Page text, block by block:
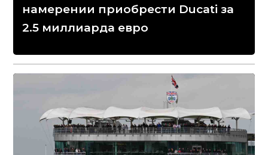
намерении приобрести Ducati за
2.5 миллиарда евро